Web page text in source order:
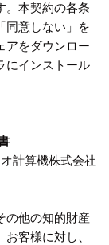
。本契約の各条
同意しない」を
アをダウンロー
にインストール
計算機株式会社
の他の知的財産
客様に対し、